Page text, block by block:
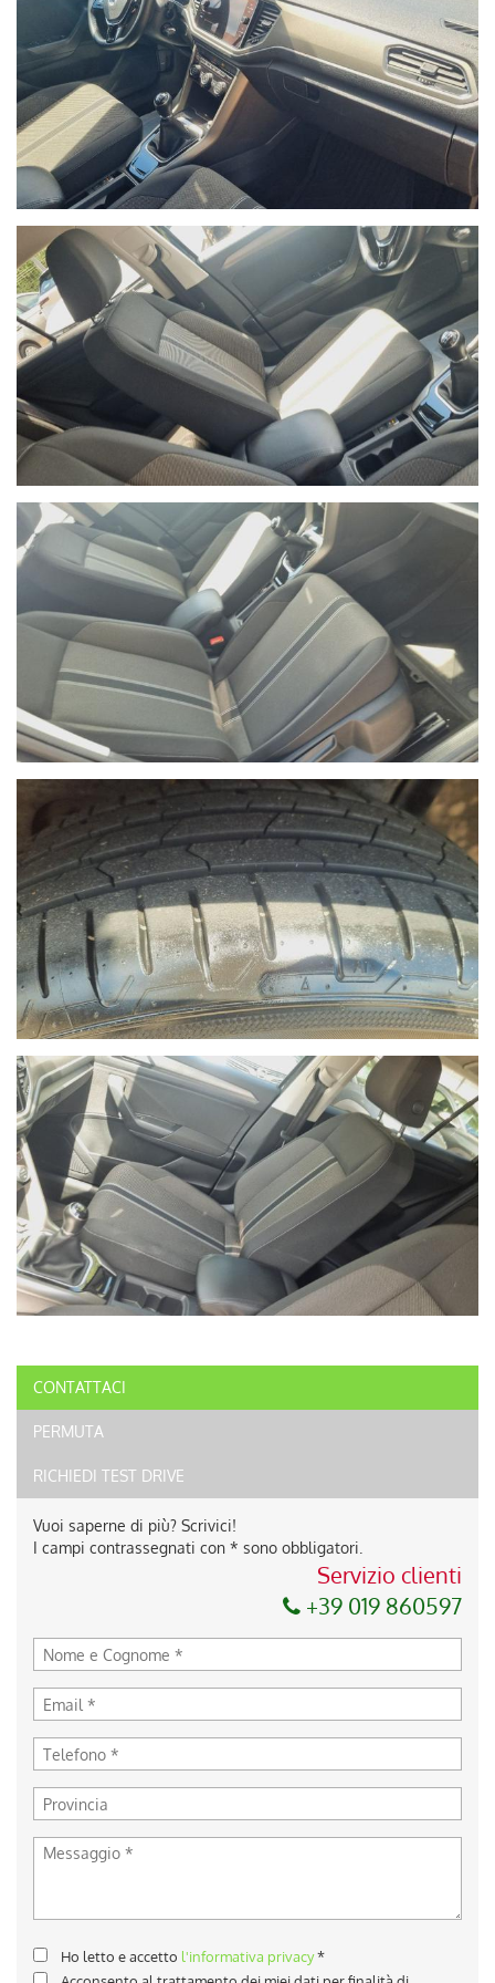
CONTATTACI
PERMUTA
RICHIEDI TEST DRIVE
Vuoi saperne di più? Scrivici!
I campi contrassegnati con * sono obbligatori.
Servizio clienti
+39 019 860597
Ho letto e accetto l'informativa privacy*